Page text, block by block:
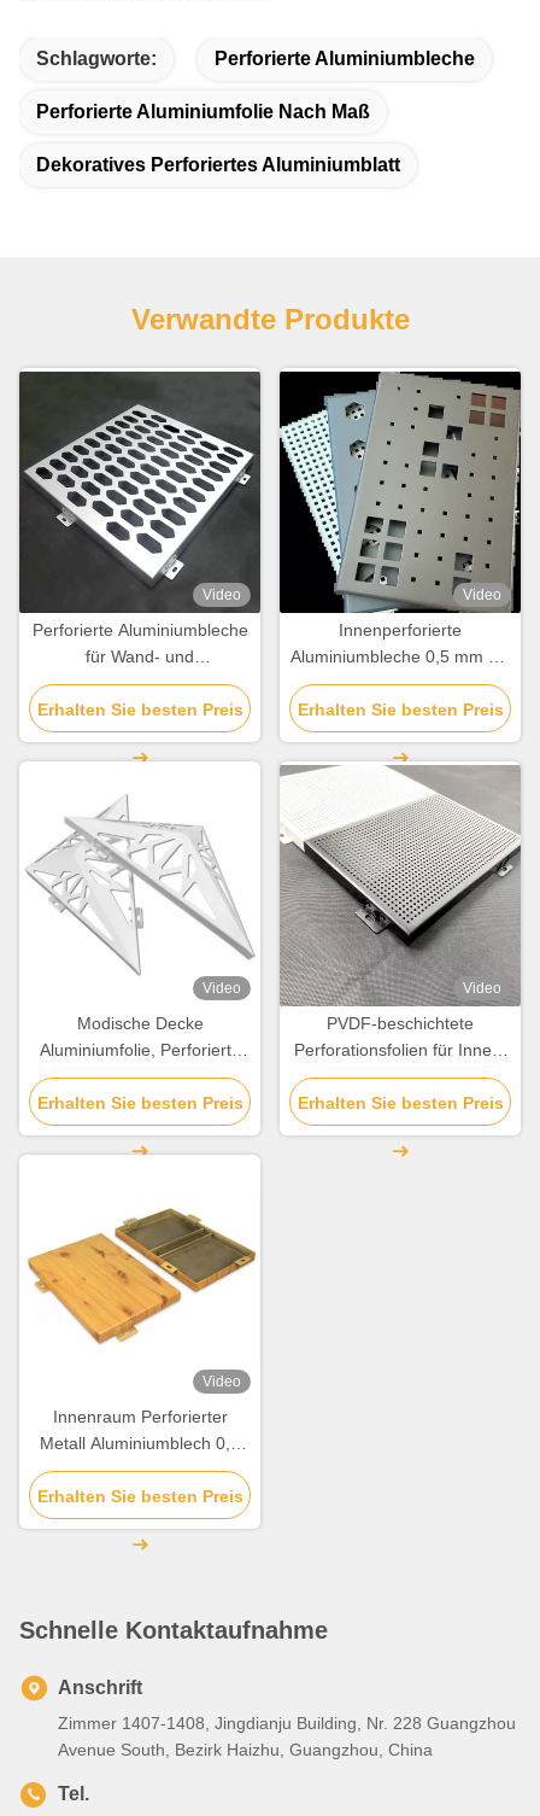
Schlagworte: Perforierte Aluminiumbleche
Perforierte Aluminiumfolie Nach Maß
Dekoratives Perforiertes Aluminiumblatt
Verwandte Produkte
Video
Perforierte Aluminiumbleche
für Wand- und
Deckendekoration
Erhalten Sie besten Preis
Video
Innenperforierte
Aluminiumbleche 0,5 mm bis
10 mm Dicke
Korrosionsbeständig
Erhalten Sie besten Preis
Video
Modische Decke
Aluminiumfolie, Perforierte
Aluminiumplatten für die
Fassade
Erhalten Sie besten Preis
Video
PVDF-beschichtete
Perforationsfolien für Innen-
und Außenwanddekoration
Erhalten Sie besten Preis
Video
Innenraum Perforierter
Metall Aluminiumblech 0,5
mm-6 mm Für Wand /
Decoration Decoration
Erhalten Sie besten Preis
Schnelle Kontaktaufnahme
Anschrift
Zimmer 1407-1408, Jingdianju Building, Nr. 228 Guangzhou
Avenue South, Bezirk Haizhu, Guangzhou, China
Tel.